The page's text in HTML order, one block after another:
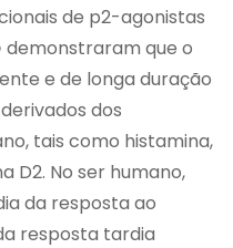
de p2-agonistas
demonstraram que o
e de longa duração
dos
tais como histamina,
D2. No ser humano,
da resposta ao
resposta tardia